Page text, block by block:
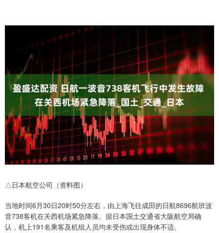
△日本航空公司（资料图）
当地时间6月30日20时50分左右，由上海飞往成田的日航8696航班波
音738客机在关西机场紧急降落。据日本国土交通省大阪航空局确
认，机上191名乘客及机组人员均未受伤或出现身体不适。